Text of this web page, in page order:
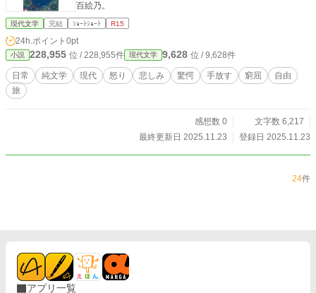
百絵乃。
現代文学 完結 ｼｮｰﾄｼｮｰﾄ R15
24h.ポイント 0pt
小説 228,955 位 / 228,955件 現代文学 9,628 位 / 9,628件
日常 純文学 現代 怒り 悲しみ 驚愕 手放す 窮屈
自由
旅
感想数 0
文字数 6,217
最終更新日 2025.11.23
登録日 2025.11.23
24件
アプリ一覧